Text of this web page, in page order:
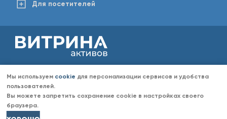
Для посетителей
является публичной офертой, определяемой положениями Статьи 437 Гражданского кодекса РФ.
Любое копирование информации с сайта разрешено только с согласия администрации «Витрина
информации (объявлений) без объяснений причин отказа.
Мы используем cookie для персонализации сервисов и удобства
пользователей.
Вы можете запретить сохранение cookie в настройках своего
браузера.